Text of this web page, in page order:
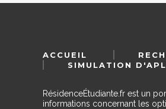
ACCUEIL
SIMULATION D'APL
RésidenceÉtudiante.fr est un
informations concernant les